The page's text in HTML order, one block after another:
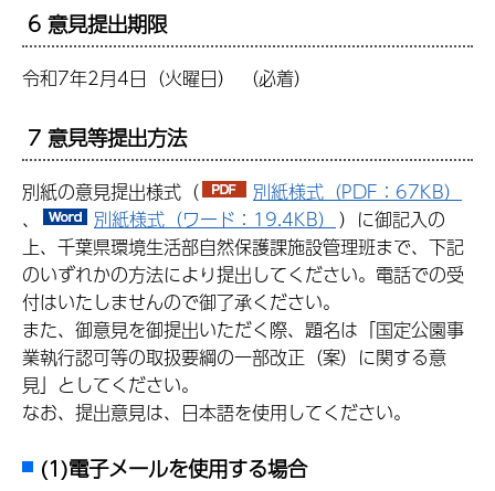
6 意見提出期限
令和7年2月4日（火曜日） （必着）
7 意見等提出方法
別紙の意見提出様式（
別紙様式（PDF：67KB）
、
別紙様式（ワード：19.4KB） ）に御記入の
上、千葉県環境生活部自然保護課施設管理班まで、下記
のいずれかの方法により提出してください。電話での受
付はいたしませんので御了承ください。
また、御意見を御提出いただく際、題名は「国定公園事
業執行認可等の取扱要綱の一部改正（案）に関する意
見」としてください。
なお、提出意見は、日本語を使用してください。
(1)電子メールを使用する場合